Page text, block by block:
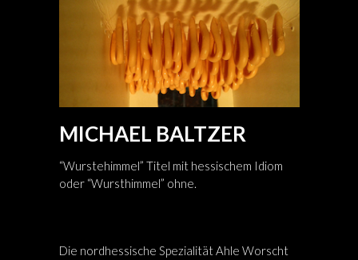
MICHAEL BALTZER
“Wurstehimmel” Titel mit hessischem Idiom
oder “Wursthimmel” ohne.
Die nordhessische Spezialität Ahle Worscht